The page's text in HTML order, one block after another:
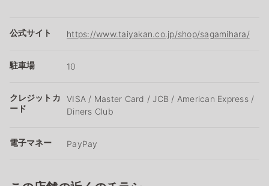
公式サイト https://www.taiyakan.co.jp/shop/sagamihara/
駐車場 10
クレジットカ
ード
VISA / Master Card / JCB / American Express /
Diners Club
電子マネー PayPay